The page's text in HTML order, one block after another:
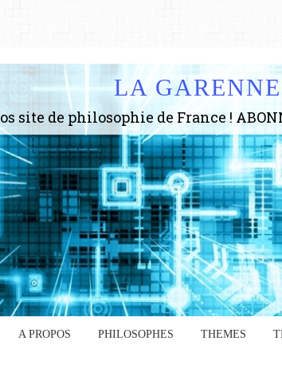
LA
A PROPOS PHILOSOPHES THEMES